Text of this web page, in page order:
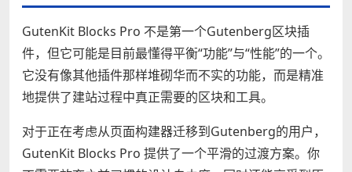
GutenKit Blocks Pro 不是第一个Gutenberg区块插
件，但它可能是目前最懂得平衡“功能”与“性能”的一个。
它没有像其他插件那样堆砌华而不实的功能，而是精准
地提供了建站过程中真正需要的区块和工具。
对于正在考虑从页面构建器迁移到Gutenberg的用户，
GutenKit Blocks Pro 提供了一个平滑的过渡方案。你